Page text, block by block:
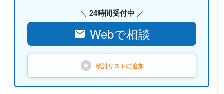
24時間受付中
Webで相談
検討リストに追加